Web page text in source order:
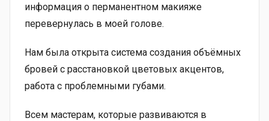
информация о перманентном макияже
перевернулась в моей голове.
Нам была открыта система создания объёмных
бровей с расстановкой цветовых акцентов,
работа с проблемными губами.
Всем мастерам, которые развиваются в